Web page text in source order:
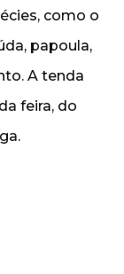
como o
papoula,
A tenda
feira, do